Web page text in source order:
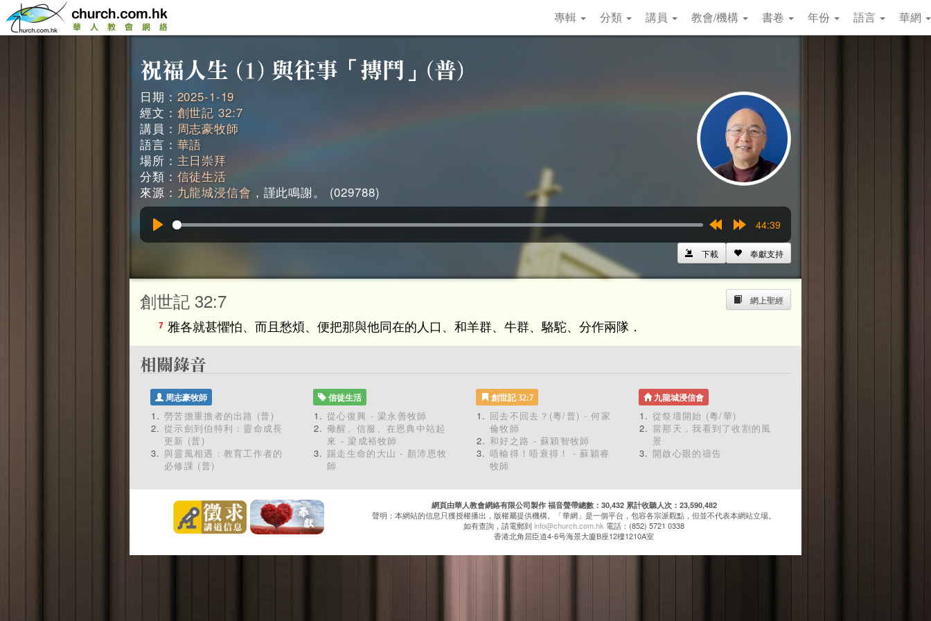
專輯 分類 講員 教會/機構 書卷 年份 語言 華網
日期： 2025-1-19
經文： 創世記 32:7
講員： 周志豪牧師
語言： 華語
場所： 主日崇拜
分類： 信徒生活
來源： 九龍城浸信會 ，謹此鳴謝。 (029788)
15s
15s
44:39
奉獻支持
下載
網上聖經
創世記 32:7
7 雅各就甚懼怕、而且愁煩、便把那與他同在的人口、和羊群、牛群、駱駝、分作兩隊．
周志豪牧師
勞苦擔重擔者的出路 (普)
從示劍到伯特利：靈命成長
更新 (普)
與靈風相遇：教育工作者的
必修課 (普)
信徒生活
從心復興 - 梁永善牧師
儆醒、信服、在恩典中站起
來 - 梁成裕牧師
踢走生命的大山 - 顏沛恩牧
師
創世記 32:7
回去不回去？(粵/普) - 何家
倫牧師
和好之路 - 蘇穎智牧師
唔輸得！唔衰得！ - 蘇穎睿
牧師
九龍城浸信會
從祭壇開始 (粵/華)
當那天，我看到了收割的風
景
開啟心眼的禱告
網頁由華人教會網絡有限公司製作 福音聲帶總數：30,432 累計收聽人次：23,590,482
聲明：本網站的信息只獲授權播出，版權屬提供機構。「華網」是一個平台，包容各宗派觀點，但並不代表本網站立場。
如有查詢，請電郵到info@church.com.hk 電話：(852) 5721 0338
香港北角屈臣道4-6号海景大廈B座12樓1210A室